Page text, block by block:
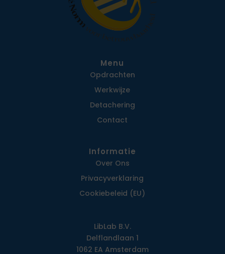
Menu
Opdrachten
Werkwijze
Detachering
Contact
Informatie
Over Ons
Privacy­verklaring
Cookiebeleid (EU)
LibLab B.V.
Delflandlaan 1
1062 EA Amsterdam